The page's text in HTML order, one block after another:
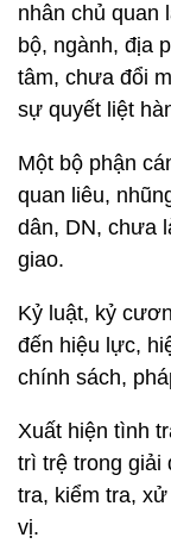
nhân chủ quan
bộ, ngành, địa
tâm, chưa đổi
sự quyết liệt
Một bộ phận
quan liêu,
dân, DN, chưa
giao.
Kỷ luật, kỷ
đến hiệu lực,
chính sách,
Xuất hiện tình
trì trệ trong giải
tra, kiểm tra,
vị.